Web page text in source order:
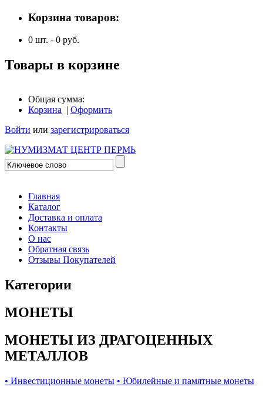
Корзина товаров:
0 шт. - 0 руб.
Товары в корзине
Общая сумма:
Корзина | Оформить
Войти или зарегистрироваться
Главная
Каталог
Доставка и оплата
Контакты
О нас
Обратная связь
Отзывы Покупателей
Категории
МОНЕТЫ
МОНЕТЫ ИЗ ДРАГОЦЕННЫХ
МЕТАЛЛОВ
• Инвестиционные монеты • Юбилейные и памятные монеты